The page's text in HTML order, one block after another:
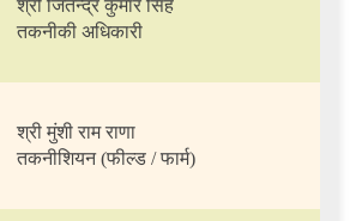
श्री जितेन्द्र कुमार सिंह
तकनीकी अधिकारी
श्री मुंशी राम राणा
तकनीशियन (फील्ड / फार्म)